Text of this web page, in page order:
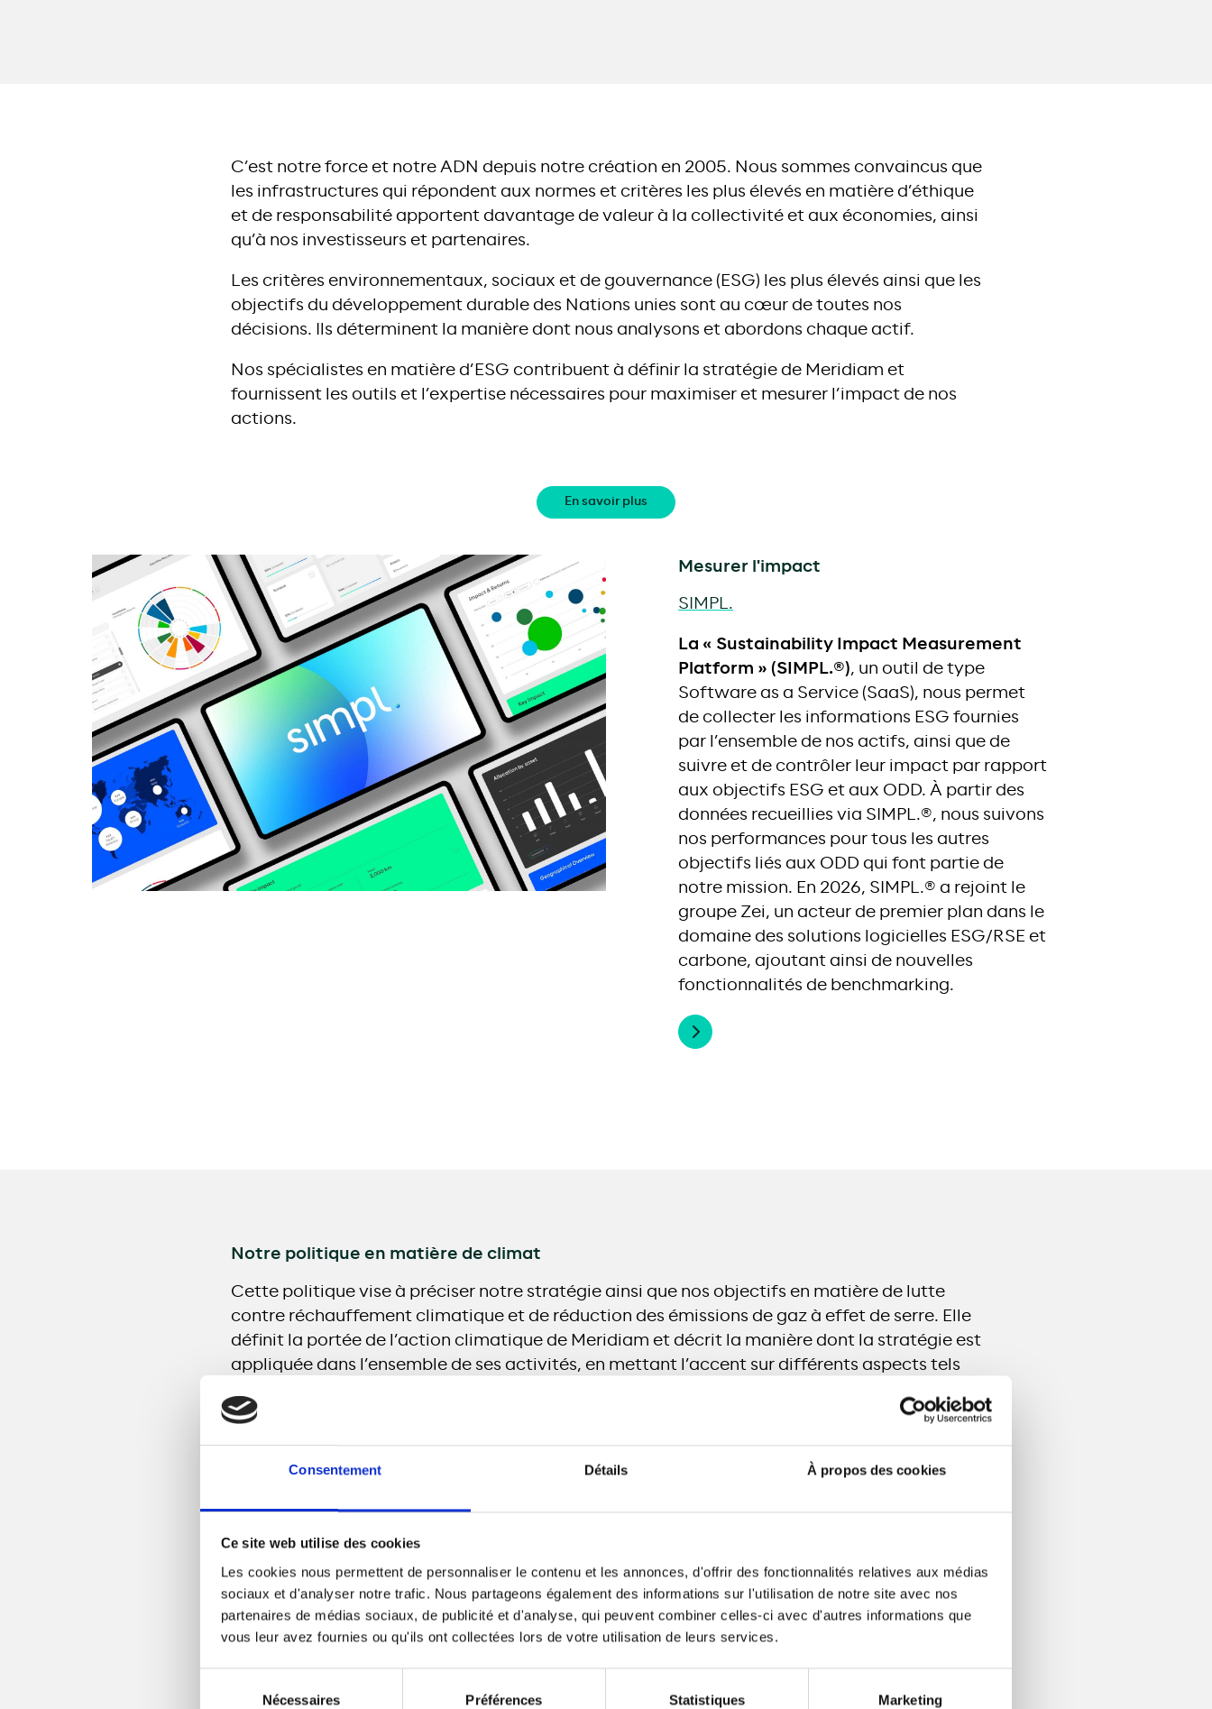
Consentement Détails À propos des cookies
Ce site web utilise des cookies
Les cookies nous permettent de personnaliser le contenu et les annonces, d'offrir des fonctionnalités relatives aux médias
sociaux et d'analyser notre trafic. Nous partageons également des informations sur l'utilisation de notre site avec nos
partenaires de médias sociaux, de publicité et d'analyse, qui peuvent combiner celles-ci avec d'autres informations que
vous leur avez fournies ou qu'ils ont collectées lors de votre utilisation de leurs services.
Nécessaires Préférences Statistiques Marketing
C’est notre force et notre ADN depuis notre création en 2005. Nous sommes convaincus que
les infrastructures qui répondent aux normes et critères les plus élevés en matière d’éthique
et de responsabilité apportent davantage de valeur à la collectivité et aux économies, ainsi
qu’à nos investisseurs et partenaires.
Les critères environnementaux, sociaux et de gouvernance (ESG) les plus élevés ainsi que les
objectifs du développement durable des Nations unies sont au cœur de toutes nos
décisions. Ils déterminent la manière dont nous analysons et abordons chaque actif.
Nos spécialistes en matière d’ESG contribuent à définir la stratégie de Meridiam et
fournissent les outils et l’expertise nécessaires pour maximiser et mesurer l’impact de nos
actions.
En savoir plus
Mesurer l'impact
SIMPL.
La « Sustainability Impact Measurement
Platform » (SIMPL.®), un outil de type
Software as a Service (SaaS), nous permet
de collecter les informations ESG fournies
par l’ensemble de nos actifs, ainsi que de
suivre et de contrôler leur impact par rapport
aux objectifs ESG et aux ODD. À partir des
données recueillies via SIMPL.®, nous suivons
nos performances pour tous les autres
objectifs liés aux ODD qui font partie de
notre mission. En 2026, SIMPL.® a rejoint le
groupe Zei, un acteur de premier plan dans le
domaine des solutions logicielles ESG/RSE et
carbone, ajoutant ainsi de nouvelles
fonctionnalités de benchmarking.
En savoir plus
Notre politique en matière de climat
Cette politique vise à préciser notre stratégie ainsi que nos objectifs en matière de lutte
contre réchauffement climatique et de réduction des émissions de gaz à effet de serre. Elle
définit la portée de l’action climatique de Meridiam et décrit la manière dont la stratégie est
appliquée dans l’ensemble de ses activités, en mettant l’accent sur différents aspects tels
active.
Cette charte explique comment nous appliquons nos valeurs à notre organisation et à nos
processus d’investissement. Elle nous engage à:
Protéger l’environnement